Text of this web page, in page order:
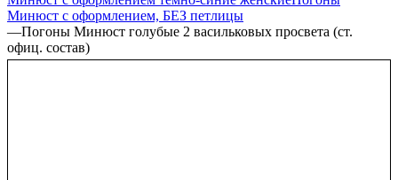
Минюст с оформлением, БЕЗ петлицы
—Погоны Минюст голубые 2 васильковых просвета (ст.
офиц. состав)